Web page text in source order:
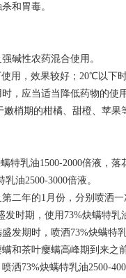
和胃毒。
碱性农药混合使用。
用，效果较好；20℃以下
，应当适当降低药物的使
嫩梢期的柑橘、甜橙、苹果
特乳油1500-2000倍液，
油2500-3000倍液。
二年的1月份，分别喷洒
发时期，使用73%炔螨特乳
发期时，喷洒73%炔螨特乳
和茶叶瘿螨高峰期到来之
洒73%炔螨特乳油2500-